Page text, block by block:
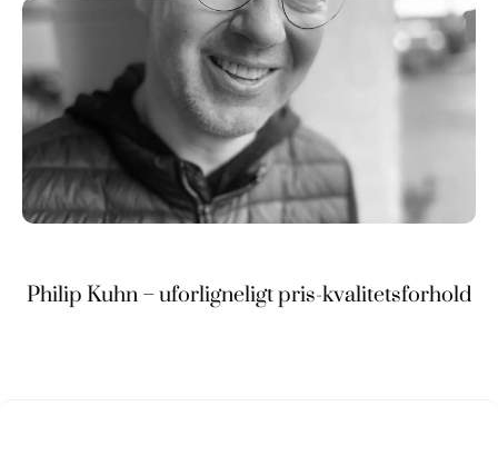
Philip Kuhn – uforligneligt pris-kvalitetsforhold